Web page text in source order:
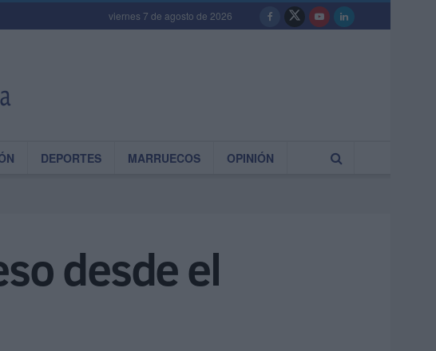
viernes 7 de agosto de 2026
DEPORTES MARRUECOS OPINIÓN
desde el